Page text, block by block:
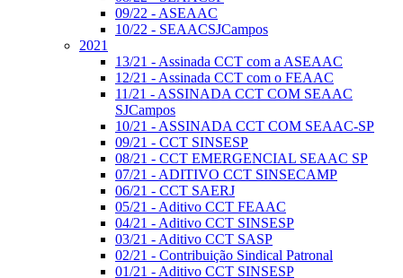
09/22 - ASEAAC
10/22 - SEAACSJCampos
2021
13/21 - Assinada CCT com a ASEAAC
12/21 - Assinada CCT com o FEAAC
11/21 - ASSINADA CCT COM SEAAC
SJCampos
10/21 - ASSINADA CCT COM SEAAC-SP
09/21 - CCT SINSESP
08/21 - CCT EMERGENCIAL SEAAC SP
07/21 - ADITIVO CCT SINSECAMP
06/21 - CCT SAERJ
05/21 - Aditivo CCT FEAAC
04/21 - Aditivo CCT SINSESP
03/21 - Aditivo CCT SASP
02/21 - Contribuição Sindical Patronal
01/21 - Aditivo CCT SINSESP